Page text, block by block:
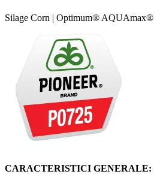
Silage Corn | Optimum® AQUAmax®
CARACTERISTICI GENERALE: